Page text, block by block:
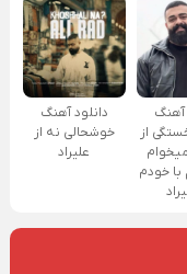
آهنگ
از
خودم
دانلود آهنگ
خوشحالی نه از
علیراد